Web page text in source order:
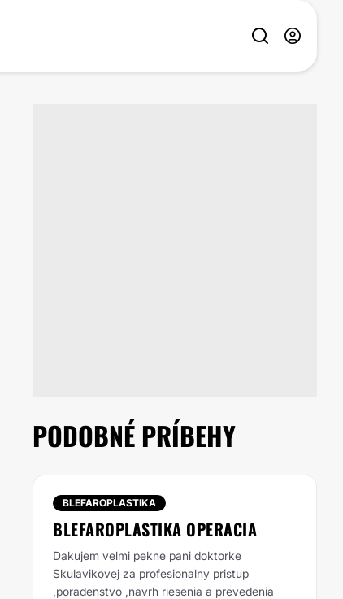
PODOBNÉ PRÍBEHY
BLEFAROPLASTIKA
BLEFAROPLASTIKA OPERACIA
Dakujem velmi pekne pani doktorke
Skulavikovej za profesionalny pristup
,poradenstvo ,navrh riesenia a prevedenia